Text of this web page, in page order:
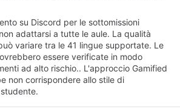
su Discord per le sottomissioni
adattarsi a tutte le aule. La qualità
variare tra le 41 lingue supportate. Le
essere verificate in modo
ad alto rischio.. L'approccio Gamified
non corrispondere allo stile di